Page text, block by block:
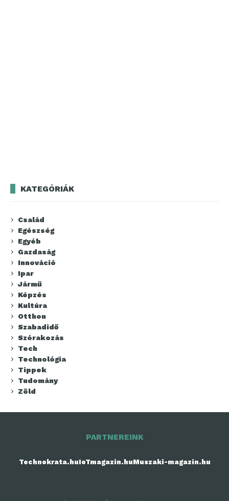
KATEGÓRIÁK
Család
Egészség
Egyéb
Gazdaság
Innováció
Ipar
Jármű
Képzés
Kultúra
Otthon
Szabadidő
Szórakozás
Tech
Technológia
Tippek
Tudomány
Zöld
PARTNEREINK
Technokrata.huIoTmagazin.huMuszaki-magazin.hu